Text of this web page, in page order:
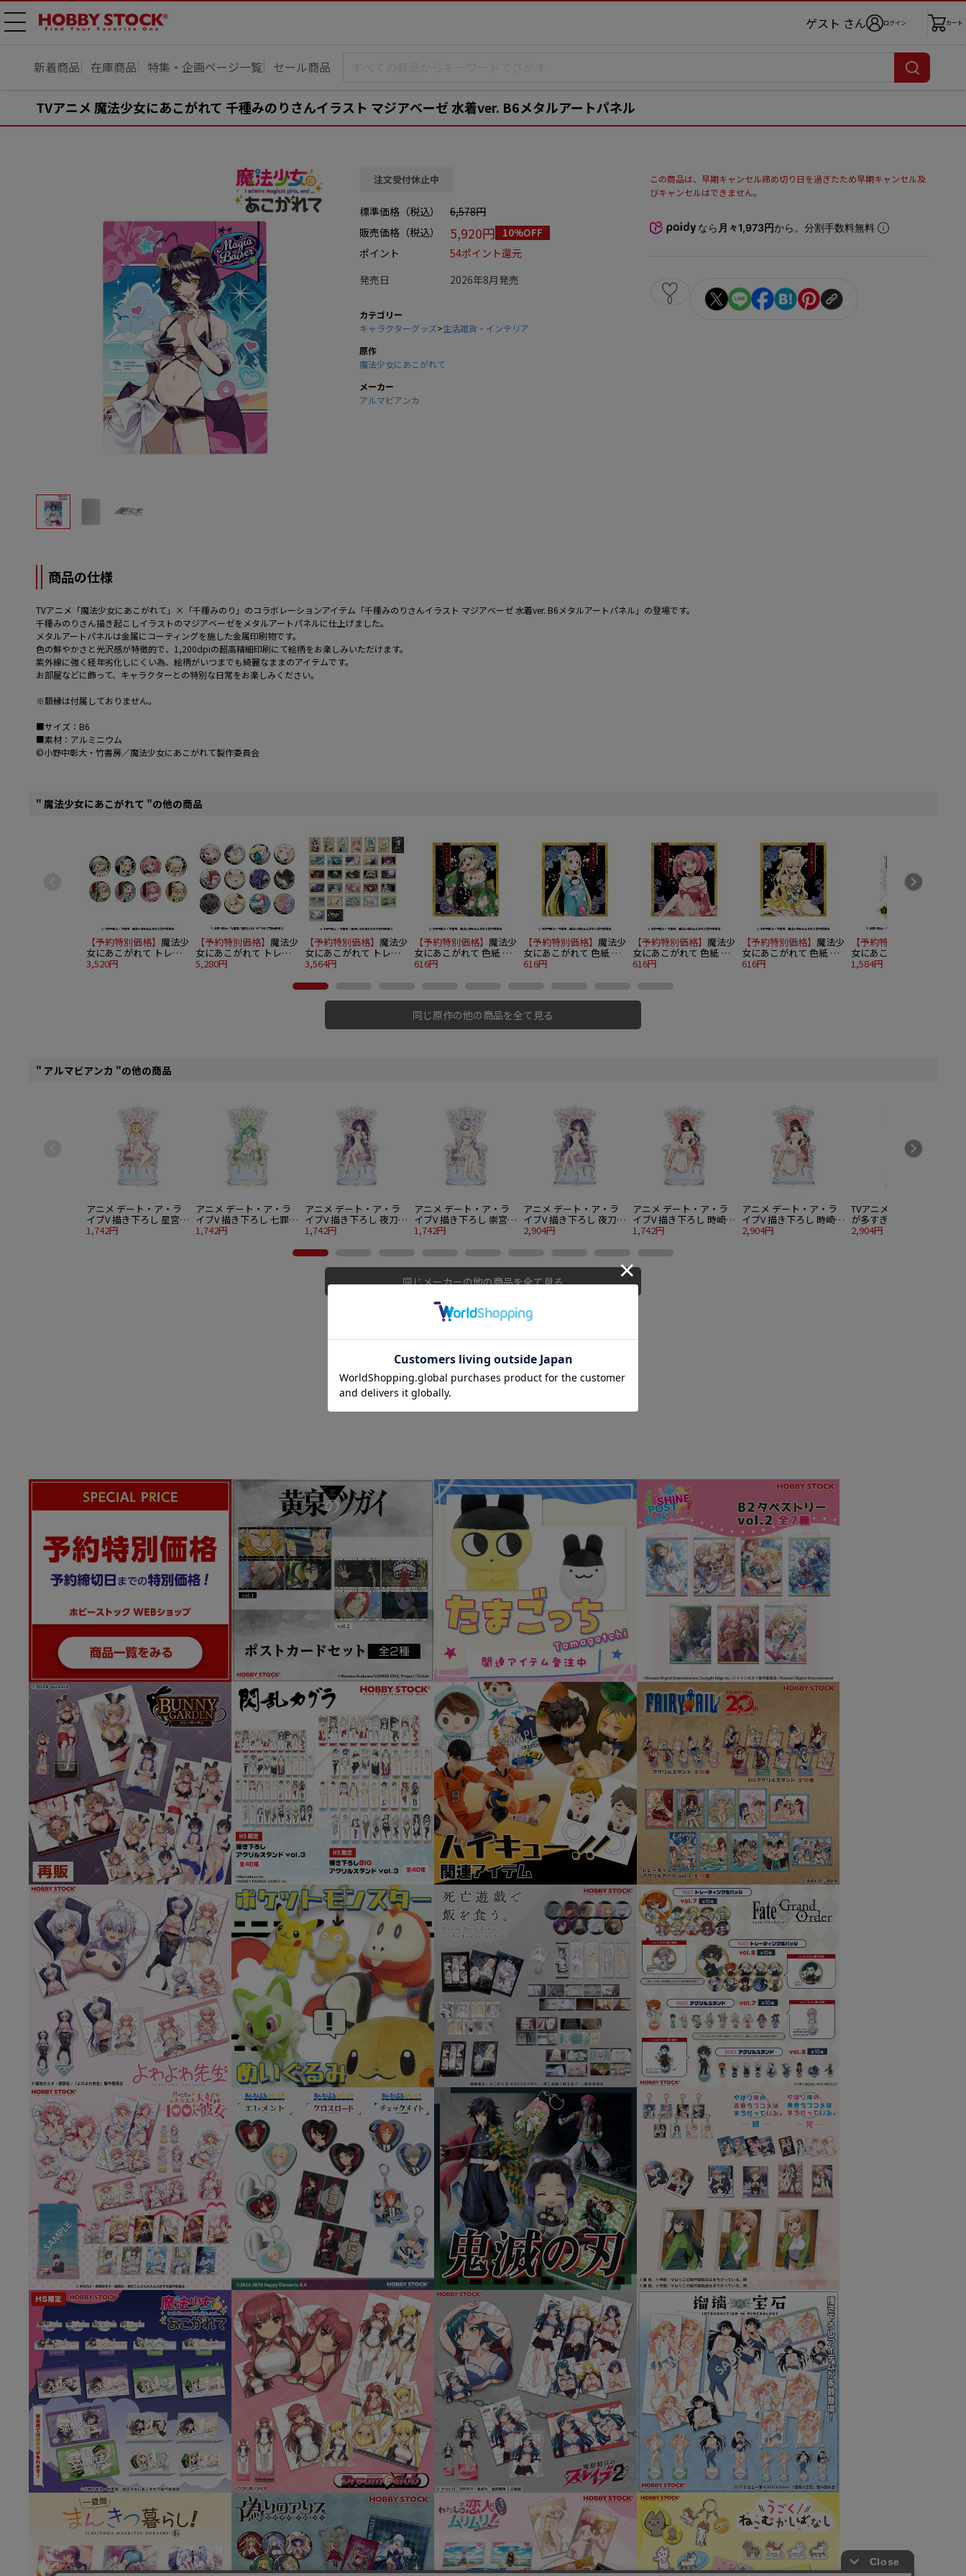
メニ
ゲスト さん ログイン カート
新着商品 在庫商品 特集・企画ページ一覧 セール商品
TVアニメ 魔法少女にあこがれて 千種みのりさんイラスト マジアベーゼ 水着ver. B6メタルアートパネル
注文受付休止中
標準価格（税込）
6,578円
販売価格（税込）
5,920円 10%OFF
ポイント
54ポイント還元
発売日
2026年8月発売
カテゴリー
キャラクターグッズ>生活雑貨・インテリア
原作
魔法少女にあこがれて
メーカー
アルマビアンカ
この商品は、早期キャンセル締め切り日を過ぎたため早期キャンセル及
びキャンセルはできません。
なら 月々1,973円から。分割手数料無料
0
商品の仕様
TVアニメ「魔法少女にあこがれて」×「千種みのり」のコラボレーションアイテム「千種みのりさんイラスト マジアベーゼ 水着ver. B6メタルアートパネル」の登場です。
千種みのりさん描き起こしイラストのマジアベーゼをメタルアートパネルに仕上げました。
メタルアートパネルは金属にコーティングを施した金属印刷物です。
色の鮮やかさと光沢感が特徴的で、1,200dpiの超高精細印刷にて絵柄をお楽しみいただけます。
紫外線に強く経年劣化しにくい為、絵柄がいつまでも綺麗なままのアイテムです。
お部屋などに飾って、キャラクターとの特別な日常をお楽しみください。
※額縁は付属しておりません。
■サイズ：B6
■素材：アルミニウム
©小野中彰大・竹書房／魔法少女にあこがれて製作委員会
" 魔法少女にあこがれて "の他の商品
【予約特別価格】 魔法少
女にあこがれて トレー
ディングキャラクター缶
3,520円
【予約特別価格】 魔法少
女にあこがれて トレー
ディング場面写バッジ
5,280円
【予約特別価格】 魔法少
女にあこがれて トレー
ディングトランプ風コレ
個入り1BOX
3,564円
【予約特別価格】 魔法少
女にあこがれて 色紙 レ
オパルト
616円
【予約特別価格】 魔法少
女にあこがれて 色紙 ネ
ロアリス
616円
【予約特別価格】 魔法少
女にあこがれて 色紙 マ
ジアマゼンタ
616円
【予約特別価格】 魔法少
女にあこがれて 色紙 マ
ジアサルファ
616円
【予約特別価格】
女にあこがれて アクリ
ルスタンド レオパルト
1,584円
同じ原作の他の商品を全て見る
" アルマビアンカ "の他の商品
アニメ デート・ア・ラ
イブV 描き下ろし 星宮六
喰 プリンセス玉座ver.
1,742円
アニメ デート・ア・ラ
イブV 描き下ろし 七罪
プリンセス玉座ver. BIG
1,742円
アニメ デート・ア・ラ
イブV 描き下ろし 夜刀神
十香 プリンセス玉座ver.
1,742円
アニメ デート・ア・ラ
イブV 描き下ろし 崇宮澪
プリンセス玉座ver. BIG
1,742円
アニメ デート・ア・ラ
イブV 描き下ろし 夜刀神
十香 プリンセス玉座ver.
2,904円
アニメ デート・ア・ラ
イブV 描き下ろし 時崎狂
三 プリンセス玉座ver.
1,742円
アニメ デート・ア・ラ
イブV 描き下ろし 時崎狂
三 プリンセス玉座ver.
2,904円
TVアニメ 負けヒロイン
が多すぎる！ 描き下ろ
し 八奈見 杏菜 制服エプ
2,904円
同じメーカーの他の商品を全て見る